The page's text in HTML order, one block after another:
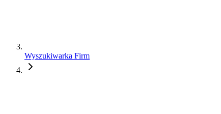
Wyszukiwarka Firm